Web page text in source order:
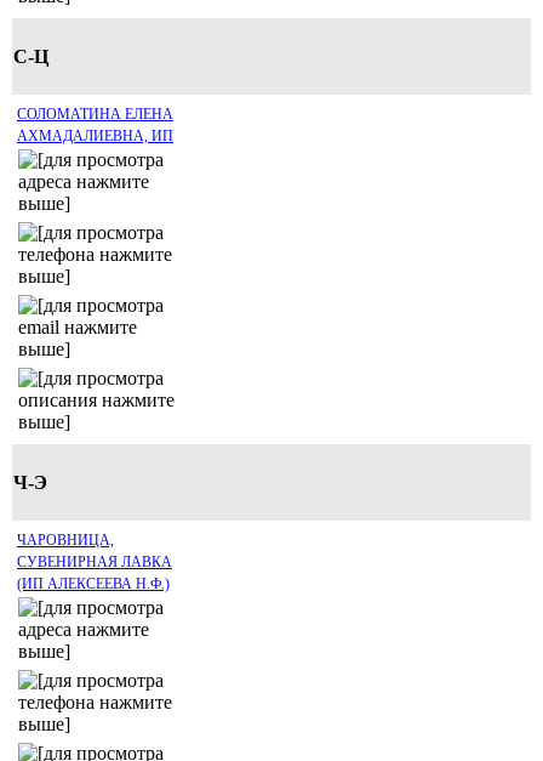
С-Ц
СОЛОМАТИНА ЕЛЕНА
АХМАДАЛИЕВНА, ИП
Ч-Э
ЧАРОВНИЦА,
СУВЕНИРНАЯ ЛАВКА
(ИП АЛЕКСЕЕВА Н.Ф.)